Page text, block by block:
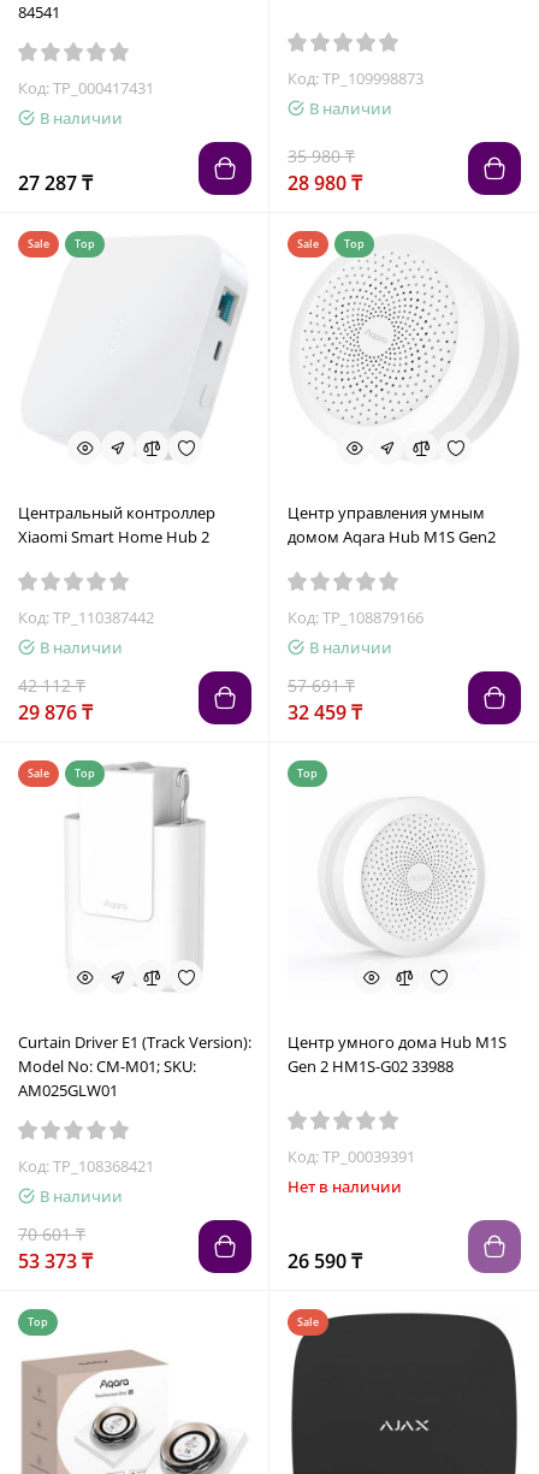
84541
Код: TP_000417431
В наличии
27 287 ₸
Код: TP_109998873
В наличии
35 980 ₸
28 980 ₸
Sale Top
Центральный контроллер
Xiaomi Smart Home Hub 2
Код: TP_110387442
В наличии
42 112 ₸
29 876 ₸
Sale Top
Центр управления умным
домом Aqara Hub M1S Gen2
Код: TP_108879166
В наличии
57 691 ₸
32 459 ₸
Sale Top
Curtain Driver E1 (Track Version):
Model No: CM-M01; SKU:
AM025GLW01
Код: TP_108368421
В наличии
70 601 ₸
53 373 ₸
Top
Центр умного дома Hub M1S
Gen 2 HM1S-G02 33988
Код: TP_00039391
Нет в наличии
26 590 ₸
Top Sale